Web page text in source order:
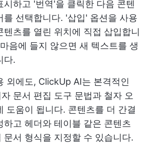
시하고 '번역'을 클릭한 다음 콘텐
를 선택합니다. '삽입' 옵션을 사용
텐츠를 열린 위치에 직접 삽입합니
음에 들지 않으면 새 텍스트를 생
다.
외에도, ClickUp AI는 본격적인
문서 편집 도구 문법과 철자 오
도움이 됩니다. 콘텐츠를 더 간결
하고 헤더와 테이블 같은 콘텐츠
문서 형식을 지정할 수 있습니다.